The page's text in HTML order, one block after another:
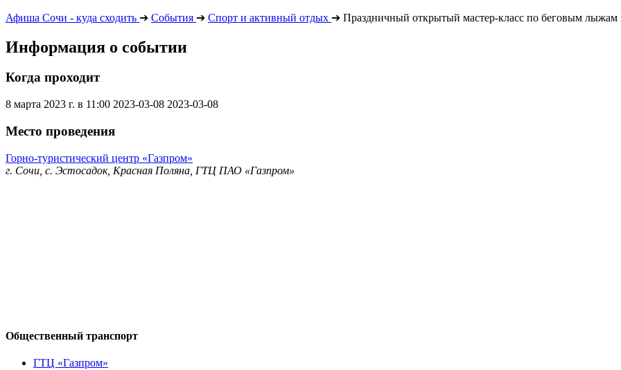
Афиша Сочи - куда сходить ➔ События ➔ Спорт и активный отдых ➔ Праздничный открытый мастер-класс по беговым лыжам
Информация о событии
Когда проходит
8 марта 2023 г. в 11:00 2023-03-08 2023-03-08
Место проведения
Горно-туристический центр «Газпром»
г. Сочи, с. Эстосадок, Красная Поляна, ГТЦ ПАО «Газпром»
Общественный транспорт
ГТЦ «Газпром»